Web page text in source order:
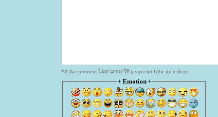
*ส่วน comment ไม่สามารถใช้ javascript และ style sheet
+ Emotion+